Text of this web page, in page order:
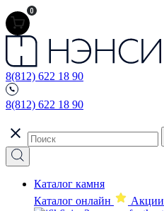
0
8(812) 622 18 90
8(812) 622 18 90
Каталог камня
Каталог онлайн
Акции